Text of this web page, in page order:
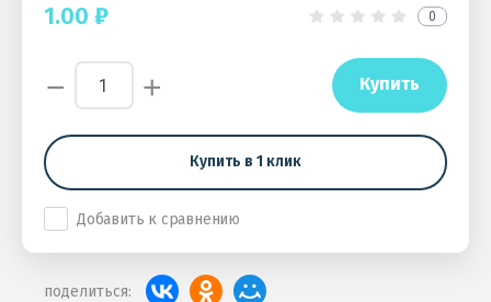
1.00 ₽ 0
− + Купить
Купить в 1 клик
Добавить к сравнению
поделиться: